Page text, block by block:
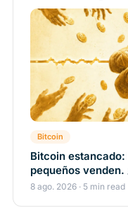
Bitcoin
Bitcoin
pequeños venden.
8 ago. 2026 · 5 min read